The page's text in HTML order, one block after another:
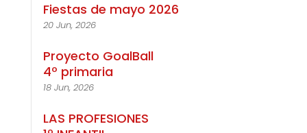
Fiestas de mayo 2026
20 Jun, 2026
Proyecto GoalBall
4º primaria
18 Jun, 2026
LAS PROFESIONES